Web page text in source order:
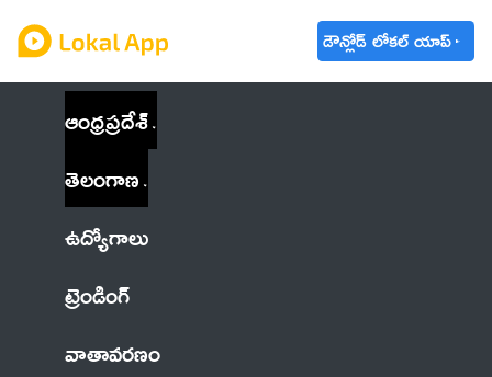
డౌన్లోడ్ లోకల్ యాప్
ఆంధ్రప్రదేశ్
తెలంగాణ
ఉద్యోగాలు
ట్రెండింగ్
వాతావరణం